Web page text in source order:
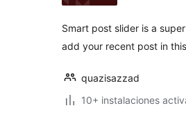
Smart post slider is a
add your recent post in
quazisazzad
10+ instalaciones